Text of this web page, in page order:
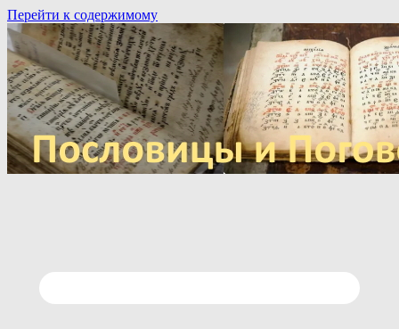
Перейти к содержимому